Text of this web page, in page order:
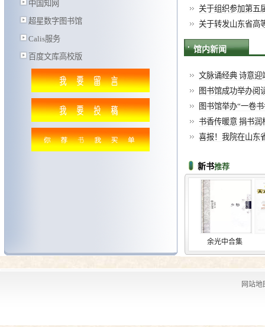
中国知网
超星数字图书馆
Calis服务
百度文库高校版
关于组织参加第五
关于转发山东省高
馆内新闻
文脉诵经典 诗意
图书馆成功举办阅
图书馆举办“一卷
书香传暖意 捐书润
喜报！我院在山东
新书推荐
余光中合集
网站